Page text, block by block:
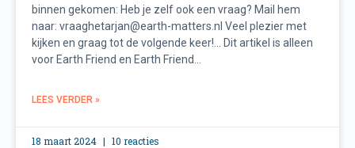
binnen gekomen: Heb je zelf ook een vraag? Mail hem
naar: vraaghetarjan@earth-matters.nl Veel plezier met
kijken en graag tot de volgende keer!… Dit artikel is alleen
voor Earth Friend en Earth Friend...
LEES VERDER »
18 maart 2024 10 reacties